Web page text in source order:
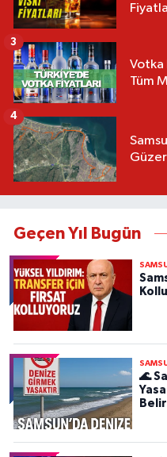
Votka
Tüm
3
4
Geçen Yıl Bugün
🌊